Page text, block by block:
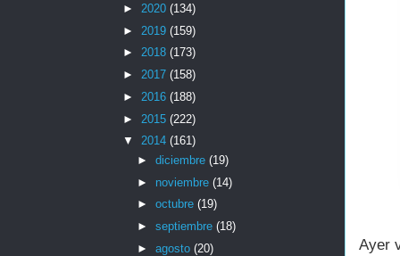
Ayer
► 2020 (134)
► 2019 (159)
► 2018 (173)
► 2017 (158)
► 2016 (188)
► 2015 (222)
▼ 2014 (161)
► diciembre (19)
► noviembre (14)
► octubre (19)
► septiembre (18)
► agosto (20)